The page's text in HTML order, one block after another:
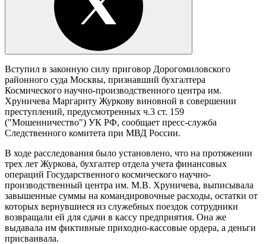
Вступил в законную силу приговор Дорогомиловского
районного суда Москвы, признавший бухгалтера
Космического научно-производственного центра им.
Хруничева Маргариту Журкову виновной в совершении
преступлений, предусмотренных ч.3 ст. 159
("Мошенничество") УК РФ, сообщает пресс-служба
Следственного комитета при МВД России.
В ходе расследования было установлено, что на протяжении
трех лет Журкова, бухгалтер отдела учета финансовых
операций Государственного космического научно-
производственный центра им. М.В. Хруничева, выписывала
завышенные суммы на командировочные расходы, остатки от
которых вернувшиеся из служебных поездок сотрудники
возвращали ей для сдачи в кассу предприятия. Она же
выдавала им фиктивные приходно-кассовые ордера, а деньги
присваивала.